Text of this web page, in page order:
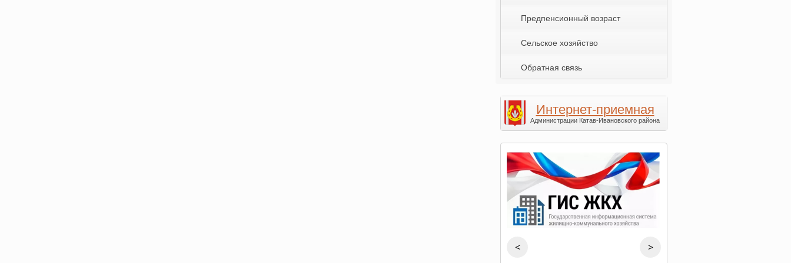
Предпенсионный возраст
Сельское хозяйство
Обратная связь
Интернет-приемная
Администрации Катав-Ивановского района
< >